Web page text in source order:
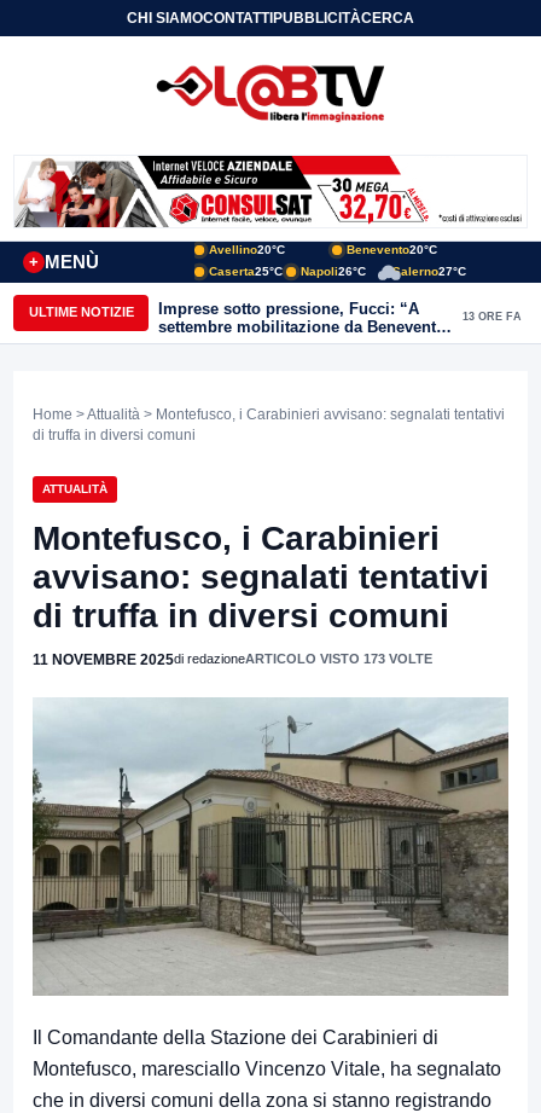
CHI SIAMOCONTATTIPUBBLICITÀCERCA
MENÙ
+
Avellino20°C Benevento20°C
Caserta25°C Napoli26°C Salerno27°C
ULTIME NOTIZIE
Imprese sotto pressione, Fucci: “A
settembre mobilitazione da Benevento
e Avellino”
13 ORE FA
Home >Attualità > Montefusco, i Carabinieri avvisano: segnalati tentativi
di truffa in diversi comuni
ATTUALITÀ
Montefusco, i Carabinieri
avvisano: segnalati tentativi
di truffa in diversi comuni
11 NOVEMBRE 2025di redazioneARTICOLO VISTO 173 VOLTE
Il Comandante della Stazione dei Carabinieri di
Montefusco, maresciallo Vincenzo Vitale, ha segnalato
che in diversi comuni della zona si stanno registrando